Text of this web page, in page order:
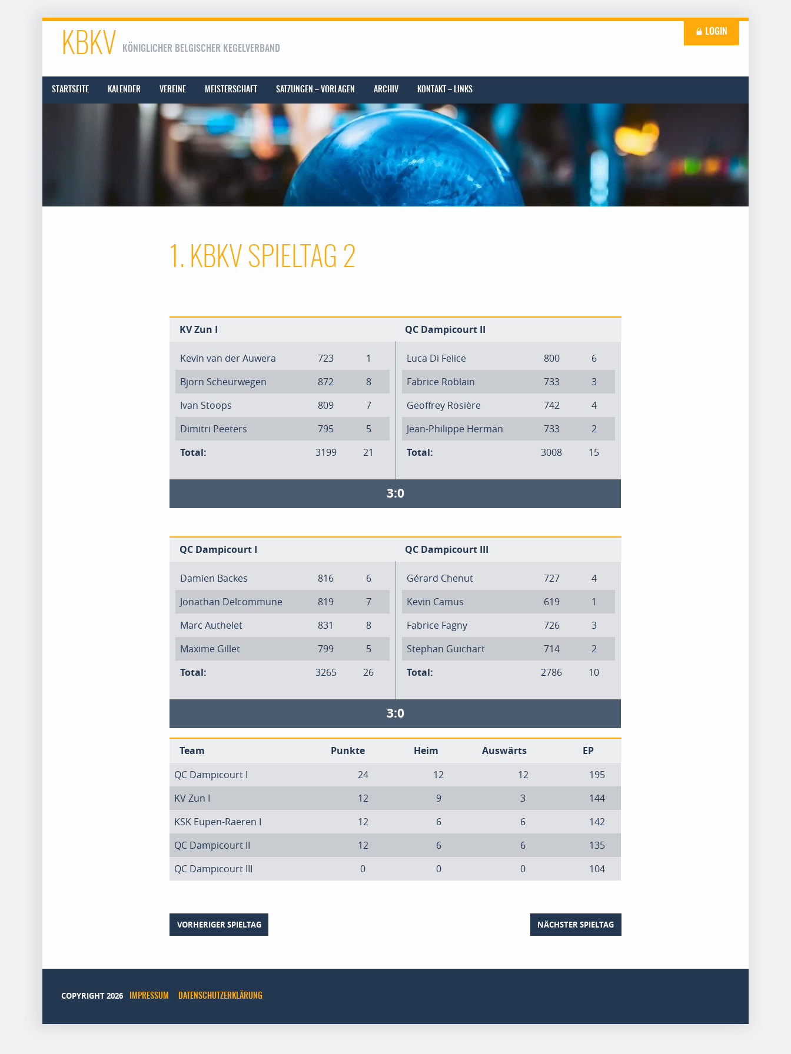
KBKV KÖNIGLICHER BELGISCHER KEGELVERBAND
LOGIN
STARTSEITE KALENDER VEREINE MEISTERSCHAFT SATZUNGEN – VORLAGEN ARCHIV KONTAKT – LINKS
1. KBKV SPIELTAG 2
KV Zun I QC Dampicourt II
Kevin van der Auwera 723
1
Bjorn Scheurwegen
872
8
Ivan Stoops
809
7
Dimitri Peeters
795
5
Total:
3199 21
Luca Di Felice 800
6
Fabrice Roblain
733
3
Geoffrey Rosière
742
4
Jean-Philippe Herman
733
2
Total:
3008 15
3:0
QC Dampicourt I QC Dampicourt III
Damien Backes 816
6
Jonathan Delcommune
819
7
Marc Authelet
831
8
Maxime Gillet
799
5
Total:
3265 26
Gérard Chenut 727
4
Kevin Camus
619
1
Fabrice Fagny
726
3
Stephan Guichart
714
2
Total:
2786 10
3:0
Team Punkte Heim Auswärts
EP
QC Dampicourt I
24 12 12
195
KV Zun I
12 9 3
144
KSK Eupen-Raeren I
12 6 6
142
QC Dampicourt II
12 6 6
135
QC Dampicourt III
0 0 0 104
VORHERIGER SPIELTAG NÄCHSTER SPIELTAG
COPYRIGHT 2026 IMPRESSUM DATENSCHUTZERKLÄRUNG